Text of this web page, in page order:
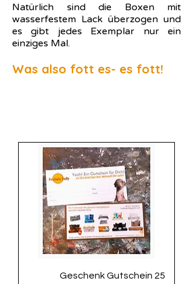
Natürlich sind die Boxen mit
wasserfestem Lack überzogen und
es gibt jedes Exemplar nur ein
einziges Mal.
Was also fott es- es fott!
Geschenk Gutschein 25